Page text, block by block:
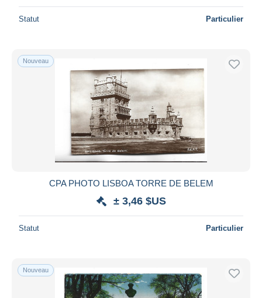
Statut Particulier
Nouveau
CPA PHOTO LISBOA TORRE DE BELEM
± 3,46 $US
Statut Particulier
Nouveau